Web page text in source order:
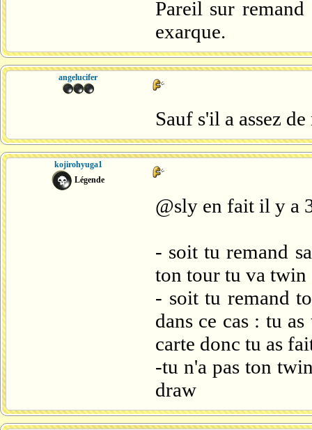
Pareil sur
exarque.
angelucifer
Sauf s'il a assez
kojirohyuga1
Légende
@sly en fait il y a
- soit tu remand
ton tour tu va twin
- soit tu remand
dans ce cas : tu
carte donc tu as
-tu n'a pas ton
draw